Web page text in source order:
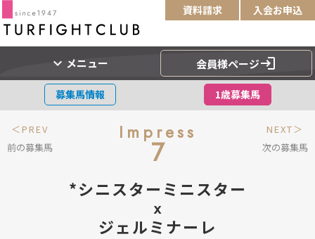
資料請求 入会お申込
expand_more メニュー 会員様ページlogin
募集馬情報 1歳募集馬
＜PREV
前の募集馬
Impress
7
NEXT＞
次の募集馬
*シニスターミニスター
x
ジェルミナーレ